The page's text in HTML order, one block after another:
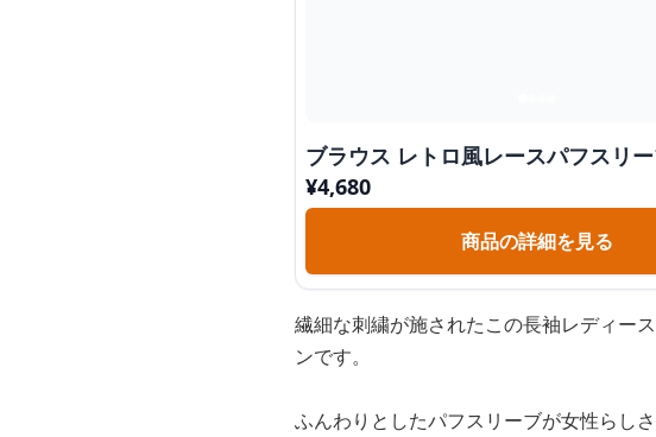
ブラウス レトロ風レースパフスリ
¥4,680
商品の詳細を見る
繊細な刺繍が施されたこの長袖レディー
ンです。
ふんわりとしたパフスリーブが女性らし